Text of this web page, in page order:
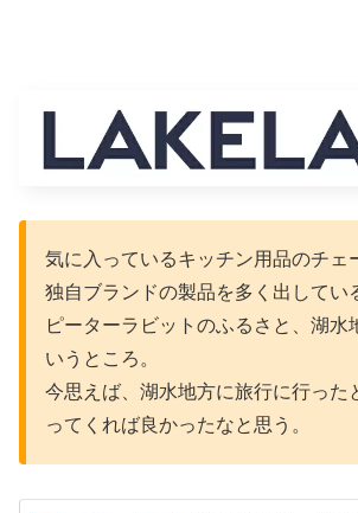
気に入っているキッチン用品のチェ
独自ブランドの製品を多く出してい
ピーターラビットのふるさと、湖水
いうところ。
今思えば、湖水地方に旅行に行った
ってくれば良かったなと思う。